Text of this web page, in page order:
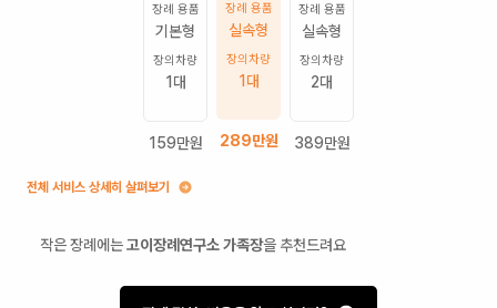
장례 용품
기본형
장의차량
1 대
159만원
장례 용품
실속형
장의차량
1 대
289만원
장례 용품
실속형
장의차량
2대
389만원
전체 서비스 상세히 살펴보기
작은 장례에는고이장례연구소 가족장을 추천드려요